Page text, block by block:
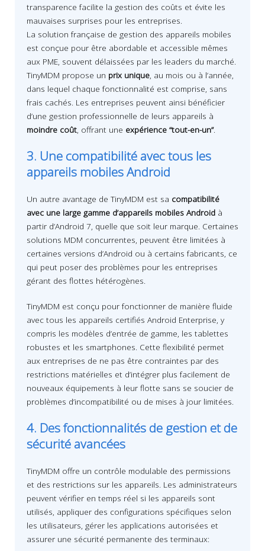
transparence facilite la gestion des coûts et évite les
mauvaises surprises pour les entreprises.
La solution française de gestion des appareils mobiles
est conçue pour être abordable et accessible mêmes
aux PME, souvent délaissées par les leaders du marché.
TinyMDM propose un prix unique, au mois ou à l’année,
dans lequel chaque fonctionnalité est comprise, sans
frais cachés. Les entreprises peuvent ainsi bénéficier
d’une gestion professionnelle de leurs appareils à
moindre coût, offrant une expérience “tout-en-un”.
3. Une compatibilité avec tous les
appareils mobiles Android
Un autre avantage de TinyMDM est sa compatibilité
avec une large gamme d’appareils mobiles Android à
partir d’Android 7, quelle que soit leur marque. Certaines
solutions MDM concurrentes, peuvent être limitées à
certaines versions d’Android ou à certains fabricants, ce
qui peut poser des problèmes pour les entreprises
gérant des flottes hétérogènes.
TinyMDM est conçu pour fonctionner de manière fluide
avec tous les appareils certifiés Android Enterprise, y
compris les modèles d’entrée de gamme, les tablettes
robustes et les smartphones. Cette flexibilité permet
aux entreprises de ne pas être contraintes par des
restrictions matérielles et d’intégrer plus facilement de
nouveaux équipements à leur flotte sans se soucier de
problèmes d’incompatibilité ou de mises à jour limitées.
4. Des fonctionnalités de gestion et de
sécurité avancées
TinyMDM offre un contrôle modulable des permissions
et des restrictions sur les appareils. Les administrateurs
peuvent vérifier en temps réel si les appareils sont
utilisés, appliquer des configurations spécifiques selon
les utilisateurs, gérer les applications autorisées et
assurer une sécurité permanente des terminaux: